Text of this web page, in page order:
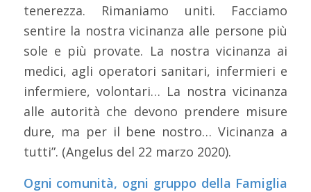
tenerezza. Rimaniamo uniti. Facciamo
sentire la nostra vicinanza alle persone più
sole e più provate. La nostra vicinanza ai
medici, agli operatori sanitari, infermieri e
infermiere, volontari… La nostra vicinanza
alle autorità che devono prendere misure
dure, ma per il bene nostro… Vicinanza a
tutti”. (Angelus del 22 marzo 2020).
Ogni comunità, ogni gruppo della Famiglia